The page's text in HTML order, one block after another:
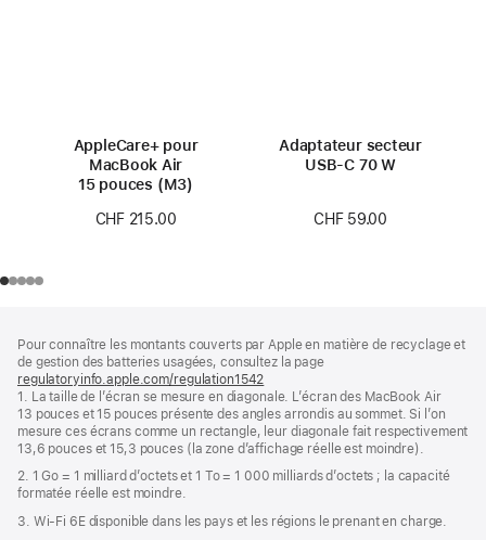
AppleCare+ pour
MacBook Air
15 pouces (M3)
CHF 215.00
Adaptateur secteur
USB‑C 70 W
CHF 59.00
de
page
de
bas
de
page
Pour connaître les montants couverts par Apple en matière de recyclage et
de gestion des batteries usagées, consultez la page
regulatoryinfo.apple.com/regulation1542
dans
une
nouvelle
fenêtre)
1. La taille de l’écran se mesure en diagonale. L’écran des MacBook Air
13 pouces et 15 pouces présente des angles arrondis au sommet. Si l’on
mesure ces écrans comme un rectangle, leur diagonale fait respectivement
13,6 pouces et 15,3 pouces (la zone d’affichage réelle est moindre).
2. 1 Go = 1 milliard d’octets et 1 To = 1 000 milliards d’octets ; la capacité
formatée réelle est moindre.
3. Wi-Fi 6E disponible dans les pays et les régions le prenant en charge.